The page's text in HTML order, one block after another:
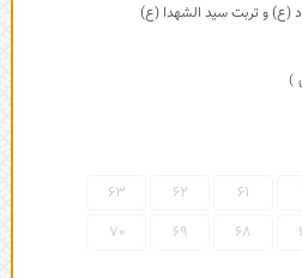
(ع) و تربت سید الشهدا (ع)
61
62
63
68
69
70